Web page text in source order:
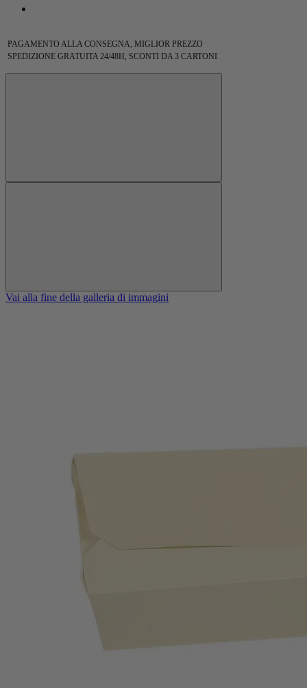
PAGAMENTO ALLA CONSEGNA, MIGLIOR PREZZO
SPEDIZIONE GRATUITA 24/48H, SCONTI DA 3 CARTONI
Vai alla fine della galleria di immagini